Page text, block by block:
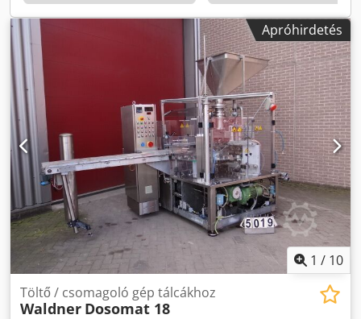
automatikus toló és forgó kés a film kézi feltekerése a
vödör kézi eltávolítása
Apróhirdetés
1 / 10
Töltő / csomagoló gép tálcákhoz
Waldner Dosomat 18